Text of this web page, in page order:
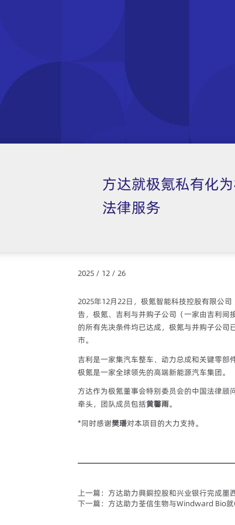
方达就极氪私有化
法律服务
2025 / 12 / 26
2025年12月22日，极氪智能科技控股有限公司
告，极氪、吉利与并购子公司（一家由吉利间
的所有先决条件均已达成，极氪与并购子公
市。
吉利是一家集汽车整车、动力总成和关键零部
极氪是一家全球领先的高端新能源汽车集团。
方达作为极氪董事会特别委员会的中国法律顾
牵头，团队成员包括黄馨雨。
*同时感谢樊璠对本项目的大力支持。
上一篇： 方达助力興銅控股和兴业银行完成墨
下一篇： 方达助力荃信生物与Windward Bio